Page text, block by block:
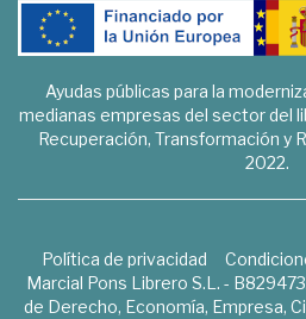
Ayudas públicas para la
medianas empresas del sector del
Recuperación, Transformación y
2022.
Política de privacidad
Marcial Pons Librero S.L. -
de Derecho, Economía, Empresa,